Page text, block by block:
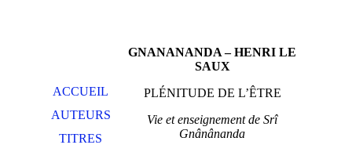
ACCUEIL
AUTEURS
TITRES
GNANANANDA – HENRI LE
SAUX
PLÉNITUDE DE L’ÊTRE
Vie et enseignement de Srî
Gnânânanda